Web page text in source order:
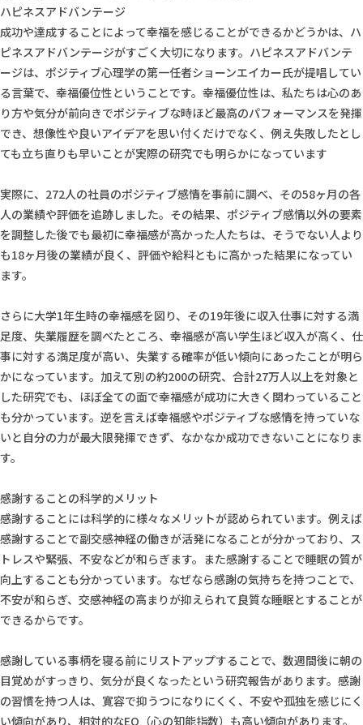
ハピネスアドバンテージ
成功や達成することによって幸福を感じることができるかどうかは、ハ
ピネスアドバンテージがすごく大切になります。ハピネスアドバンテ
ージは、ポジティブ心理学の第一任者ショーンエイカー氏が提唱してい
る言葉で、幸福優位性ということです。幸福優位性は、私たちは心のあ
り方や気分が前向きでポジティブな時ほど最高のパフォーマンスを発揮
でき、想像性や良いアイデアを思い付くだけでなく、例え失敗したとし
ても立ち直りも早いことが実際の研究でも明らかになっています
実際に、272人の社員のポジティブ感情を事前に調べ、その58ヶ月の各
人の業績や評価を追跡しました。その結果、ポジティブ感情以外の要素
を調整した後でも最初に幸福感が高かった人たちは、そうでない人より
も18ヶ月後の業績が良く、評価や給料ともに高かった結果になってい
ます。
さらに大学1年生時の幸福感を図り、その19年後に収入仕事に対する満
足度、失業履歴を調べたところ、幸福感が高い学生ほど収入が高く、仕
事に対する満足度が高い、失業する確率が低い傾向にあったことが明ら
かになっています。加えて別の約200の研究、合計27万人以上を対象と
した研究でも、ほぼ全ての面で幸福感が成功に大きく関わっていること
も分かっています。逆を言えば幸福感やポジティブな感情を持っていな
いと自分の力が最大限発揮できず、なかなか成功できないことになりま
す。
感謝することの科学的メリット
感謝することには科学的に様々なメリットが認められています。例えば
感謝することで副交感神経の働きが活発になることが分かっており、ス
トレスや緊張、不安などが和らぎます。また感謝することで睡眠の質が
向上することも分かっています。なぜなら感謝の気持ちを持つことで、
不安が和らぎ、交感神経の高まりが抑えられて良質な睡眠とすることが
できるからです。
感謝している事柄を寝る前にリストアップすることで、数週間後に朝の
目覚めがすっきり、気分が良くなったという研究報告があります。感謝
の習慣を持つ人は、寛容で抑うつになりにくく、不安や孤独を感じにく
い傾向があり、相対的なEQ（心の知能指数）も高い傾向があります。